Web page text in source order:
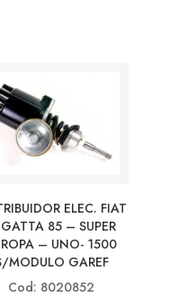
ELEC. FIAT
85 – SUPER
– UNO- 1500
MODULO GAREF
Cod: 8020852